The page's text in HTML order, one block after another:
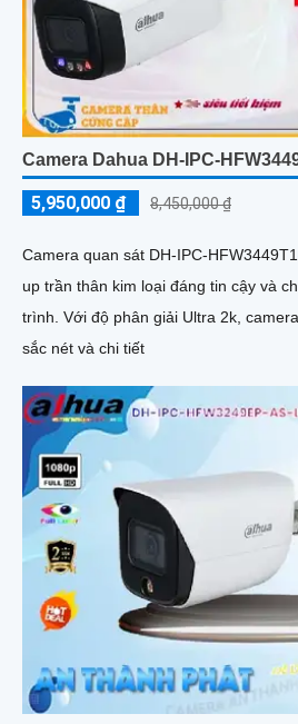
Camera Dahua DH-IPC-
5,950,000 ₫ 8,450,000 ₫
Camera quan sát DH-IPC-
up trần thân kim loại đáng tin cậy và
trình. Với độ phân giải Ultra 2k, camera này mang đến hình ảnh
sắc nét và chi tiết